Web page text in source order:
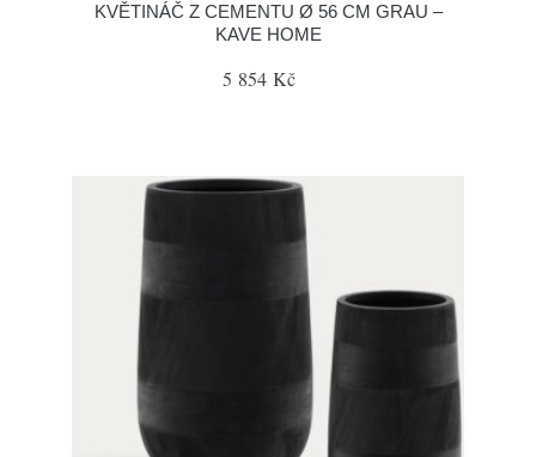
KVĚTINÁČ Z CEMENTU Ø 56 CM GRAU –
KAVE HOME
5 854 Kč